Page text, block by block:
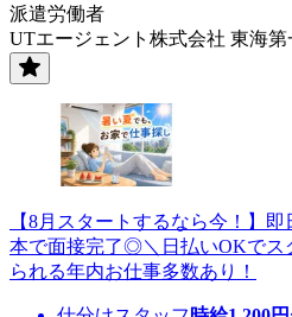
派遣労働者
UTエージェント株式会社 東海
【8月スタートするなら今！】
本で面接完了◎＼日払いOKでス
られる年内お仕事多数あり！